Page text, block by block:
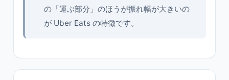
の「運ぶ部分」のほうが振れ幅が大きいの
が Uber Eats の特徴です。